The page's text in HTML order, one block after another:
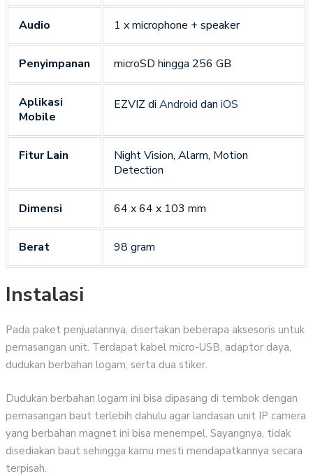
Audio 1 x microphone + speaker
Penyimpanan microSD hingga 256 GB
Aplikasi
Mobile
EZVIZ di Android dan iOS
Fitur Lain
Night Vision, Alarm, Motion
Detection
Dimensi 64 x 64 x 103 mm
Berat 98 gram
Instalasi
Pada paket penjualannya, disertakan beberapa aksesoris untuk
pemasangan unit. Terdapat kabel micro-USB, adaptor daya,
dudukan berbahan logam, serta dua stiker.
Dudukan berbahan logam ini bisa dipasang di tembok dengan
pemasangan baut terlebih dahulu agar landasan unit IP camera
yang berbahan magnet ini bisa menempel. Sayangnya, tidak
disediakan baut sehingga kamu mesti mendapatkannya secara
terpisah.